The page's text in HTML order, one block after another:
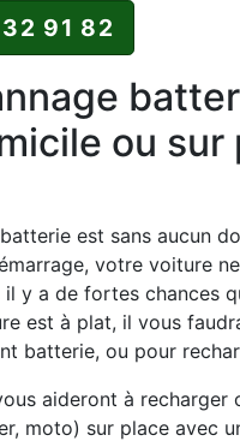
91 82
ou sur
est sans aucun
votre voiture
y a de fortes chances
est à plat, il vous
batterie, ou pour
aideront à recharger
moto) sur place avec